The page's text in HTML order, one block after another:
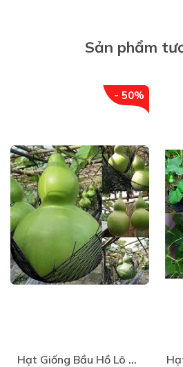
Sản phẩm
- 50%
Hạt Giống Bầu Hồ Lô Khổng Lồ - Gói 5 Hạt